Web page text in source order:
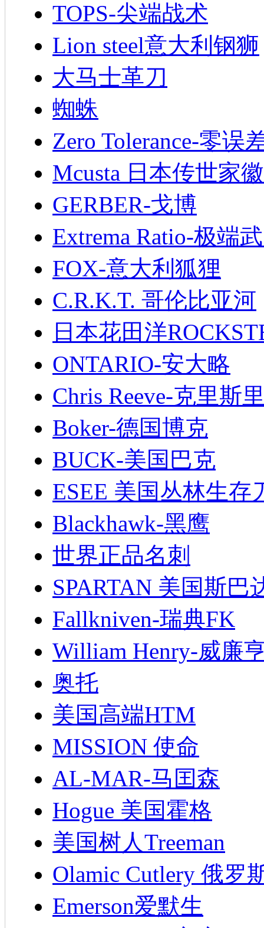
TOPS-尖端战术
Lion steel意大利钢狮
大马士革刀
蜘蛛
Zero Tolerance-零误
Mcusta 日本传世家徽
GERBER-戈博
Extrema Ratio-极端
FOX-意大利狐狸
C.R.K.T. 哥伦比亚河
日本花田洋
ONTARIO-安大略
Chris Reeve-克里斯
Boker-德国博克
BUCK-美国巴克
ESEE 美国丛林生存
Blackhawk-黑鹰
世界正品名刺
SPARTAN 美国斯巴
Fallkniven-瑞典FK
William Henry-威廉
奥托
美国高端HTM
MISSION 使命
AL-MAR-马囯森
Hogue 美国霍格
美国树人Treeman
Olamic Cutlery 俄罗
Emerson爱默生